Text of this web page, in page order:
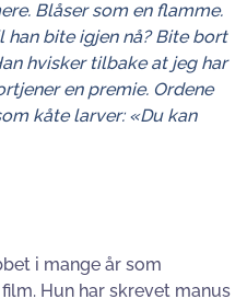
Blåser som en flamme.
han bite igjen nå? Bite bort
hvisker tilbake at jeg har
en premie. Ordene
kåte larver: «Du kan
i mange år som
Hun har skrevet manus